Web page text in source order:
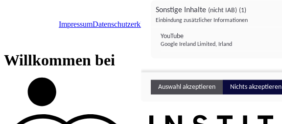
ImpressumDatenschutzerklärungDatenschutzeinstellungen
Willkommen bei
Sonstige Inhalte (nicht IAB) (1)
Einbindung zusätzlicher Informationen
YouTube
Google Ireland Limited, Irland
Auswahl akzeptieren Nichts akzeptieren